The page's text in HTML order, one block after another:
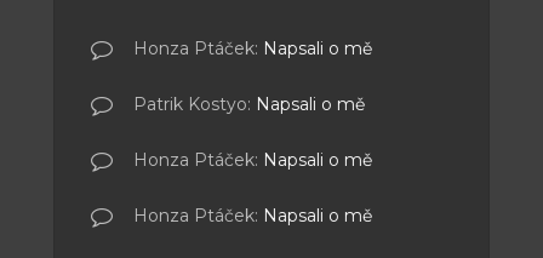
Honza Ptáček: Napsali o mě
Patrik Kostyo: Napsali o mě
Honza Ptáček: Napsali o mě
Honza Ptáček: Napsali o mě